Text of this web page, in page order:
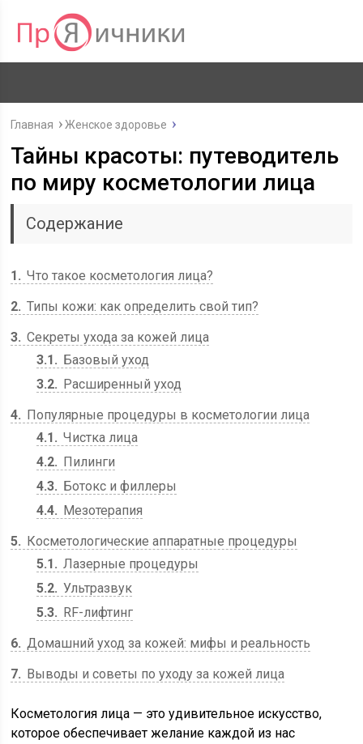
Главная Женское здоровье
Тайны красоты: путеводитель
по миру косметологии лица
Содержание
1
Что такое косметология лица?
2 Типы кожи: как определить свой тип?
3 Секреты ухода за кожей лица
3.1
Базовый уход
3.2
Расширенный уход
4
Популярные процедуры в косметологии лица
4.1
Чистка лица
4.2
Пилинги
4.3
Ботокс и филлеры
4.4
Мезотерапия
5
Косметологические аппаратные процедуры
5.1
Лазерные процедуры
5.2 Ультразвук
5.3
RF-лифтинг
6 Домашний уход за кожей: мифы и реальность
7
Выводы и советы по уходу за кожей лица
Косметология лица — это удивительное искусство,
которое обеспечивает желание каждой из нас